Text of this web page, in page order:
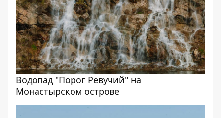
Водопад "Порог Ревучий" на
Монастырском острове